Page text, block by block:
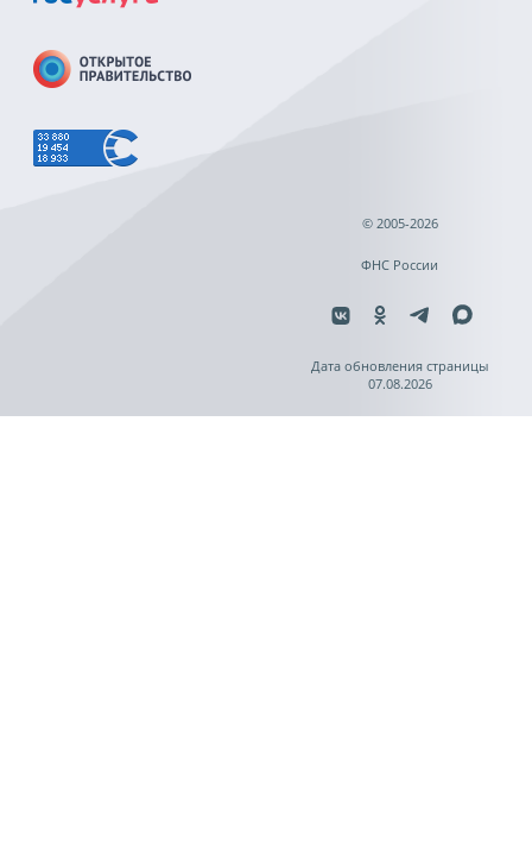
© 2005-2026
ФНС России
Дата обновления страницы
07.08.2026